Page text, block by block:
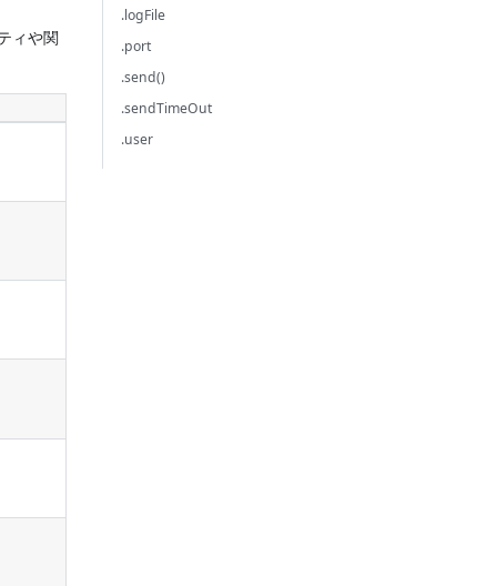
ィや関
.logFile
.port
.send()
.sendTimeOut
.user